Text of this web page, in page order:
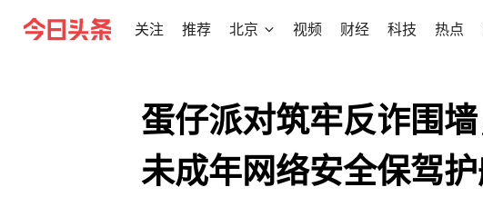
关注 推荐 北京 视频 财经 科技 热点
蛋仔派对筑牢反诈围
未成年网络安全保驾